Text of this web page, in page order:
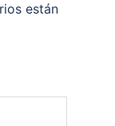
están